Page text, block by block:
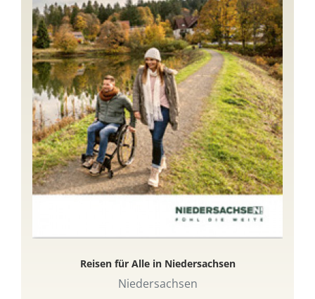
Reisen für Alle in Niedersachsen
Niedersachsen